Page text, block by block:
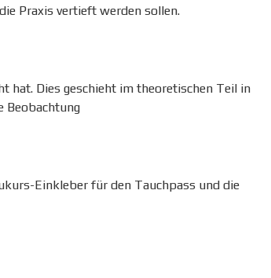
Praxis vertieft werden sollen.
hat. Dies geschieht im theoretischen Teil in
Beobachtung
Einkleber für den Tauchpass und die